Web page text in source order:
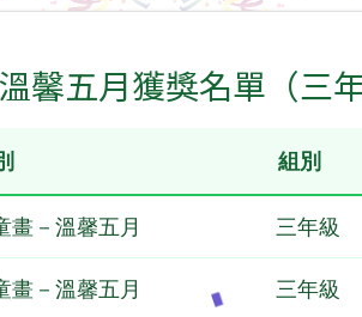
馨五月獲獎名單（三年
組別
畫－溫馨五月 三年級
畫－溫馨五月 三年級